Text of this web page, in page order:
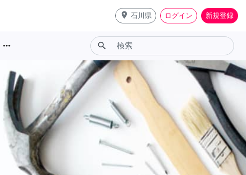
place 石川県 ログイン 新規登録
more_horiz search